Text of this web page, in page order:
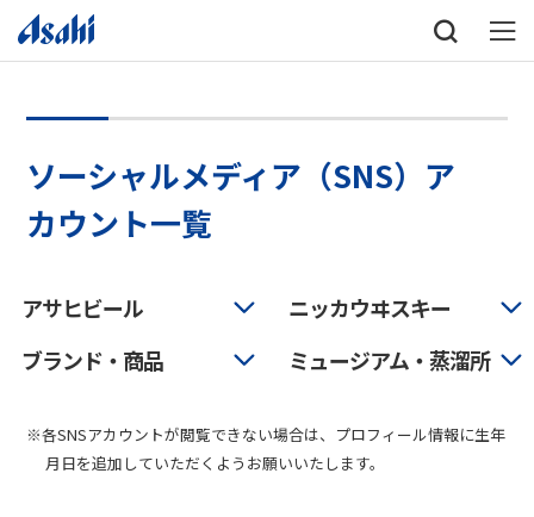
ソーシャルメディア（SNS）ア
カウント一覧
アサヒビール
ニッカウヰスキー
ブランド・商品
ミュージアム・蒸溜所
※各SNSアカウントが閲覧できない場合は、プロフィール情報に生年
月日を追加していただくようお願いいたします。